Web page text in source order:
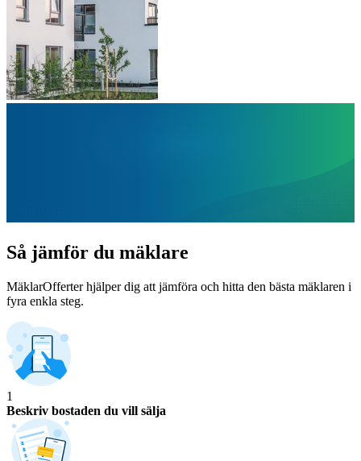
Så jämför du mäklare
MäklarOfferter hjälper dig att jämföra och hitta den bästa mäklaren i
fyra enkla steg.
1
Beskriv bostaden du vill sälja